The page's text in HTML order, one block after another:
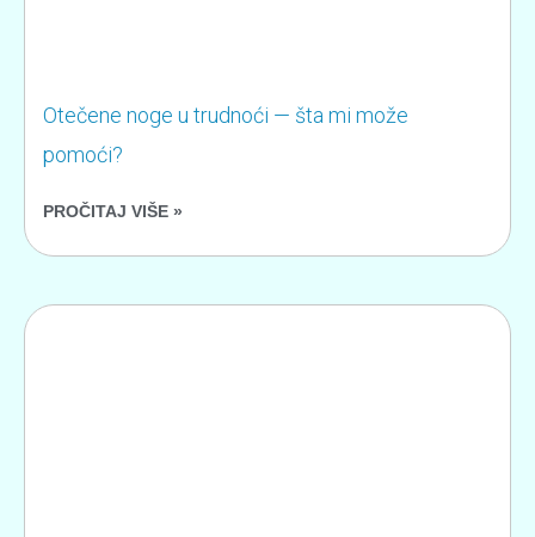
Otečene noge u trudnoći — šta mi može
pomoći?
PROČITAJ VIŠE »